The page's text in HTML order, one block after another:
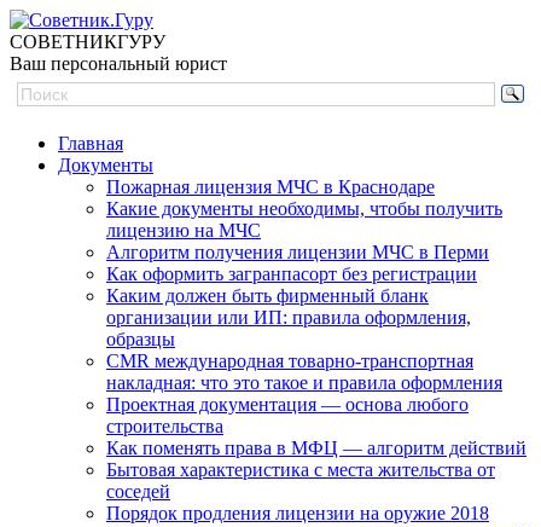
СОВЕТНИКГУРУ
Ваш персональный юрист
Главная
Документы
Пожарная лицензия МЧС в Краснодаре
Какие документы необходимы, чтобы получить
лицензию на МЧС
Алгоритм получения лицензии МЧС в Перми
Как оформить загранпасорт без регистрации
Каким должен быть фирменный бланк
организации или ИП: правила оформления,
образцы
CMR международная товарно-транспортная
накладная: что это такое и правила оформления
Проектная документация — основа любого
строительства
Как поменять права в МФЦ — алгоритм действий
Бытовая характеристика с места жительства от
соседей
Порядок продления лицензии на оружие 2018